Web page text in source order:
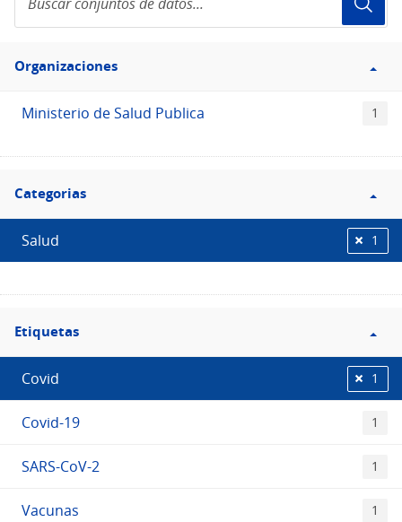
conjuntos
de
Filtro
Organizaciones
Organizaciones
Ministerio de Salud Publica 1
Filtro
Categorias
Categorias
Salud 1
Filtro
Etiquetas
Etiquetas
Covid 1
Covid-19 1
SARS-CoV-2 1
Vacunas 1